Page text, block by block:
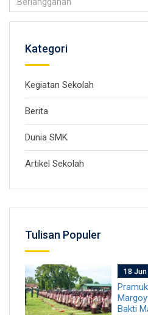
Kategori
Kegiatan Sekolah
Berita
Dunia SMK
Artikel Sekolah
Tulisan Populer
18
Bakti